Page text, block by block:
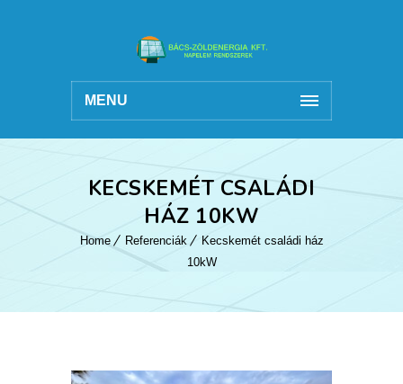
MENU
KECSKEMÉT CSALÁDI
HÁZ 10KW
Home Referenciák
Kecskemét családi ház
10kW